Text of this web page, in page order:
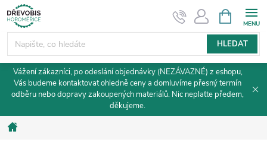
Přejít
na
obsah
HLEDAT
NÁKUPNÍ
KOŠÍK
Vážení zákazníci, po odeslání objednávky (NEZÁVAZNÉ) z eshopu,
Vás budeme kontaktovat ohledně ceny a domluvíme přesný termín
odběru nebo dopravy zakoupených materiálů. Nic neplaťte předem,
děkujeme.
Domů